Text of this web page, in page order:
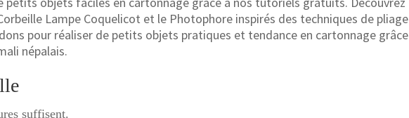
Lampe Coquelicot et le Photophore inspirés des techniques de pliage
pour réaliser de petits objets pratiques et tendance en cartonnage grâce
népalais.
suffisent.